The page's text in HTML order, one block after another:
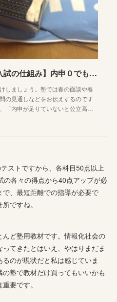
【神奈川県公立高校の入試の仕組み】内申０でも受かる！？二次選考の秘密
しましょう。塾では春の面談や春
の見通しなどをお伝えするのです
「内申が足りていないと公立高…
ストですから、各科目50点以上
の各々の得点から40点アップが必
、最短距離での指導が必要で
ですね。
ど塾用教材です。情報化社会の
てきたとはいえ、やはりまだま
のが現状だと私は感じていま
塾で教材だけ買ってもいいかも
要です。